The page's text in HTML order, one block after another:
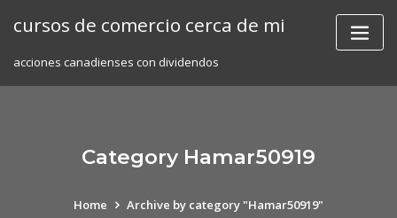
cursos de comercio cerca de mi
acciones canadienses con dividendos
Category Hamar50919
Home Archive by category "Hamar50919"